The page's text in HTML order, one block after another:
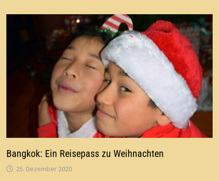
Bangkok: Ein Reisepass zu Weihnachten
25. Dezember 2020